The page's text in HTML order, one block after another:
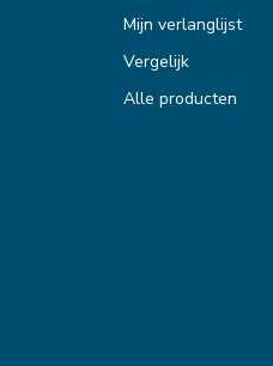
Mijn verlanglijst
Vergelijk
Alle producten